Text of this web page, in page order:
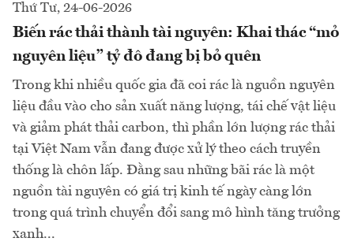
Thứ Tư, 24-06-2026
Biến rác thải thành tài nguyên: Khai thác “mỏ
nguyên liệu” tỷ đô đang bị bỏ quên
Trong khi nhiều quốc gia đã coi rác là nguồn nguyên
liệu đầu vào cho sản xuất năng lượng, tái chế vật liệu
và giảm phát thải carbon, thì phần lớn lượng rác thải
tại Việt Nam vẫn đang được xử lý theo cách truyền
thống là chôn lấp. Đằng sau những bãi rác là một
nguồn tài nguyên có giá trị kinh tế ngày càng lớn
trong quá trình chuyển đổi sang mô hình tăng trưởng
xanh...